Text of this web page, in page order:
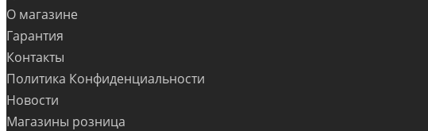
О магазине
Гарантия
Контакты
Политика Конфиденциальности
Новости
Магазины розница